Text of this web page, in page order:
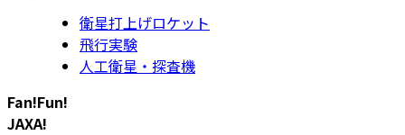
衛星打上げロケット
飛行実験
人工衛星・探査機
Fan!Fun!
JAXA!